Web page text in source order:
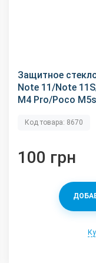
Защитное
Note 11/Note
M4 Pro/Poco
Код товара: 8670
100 грн